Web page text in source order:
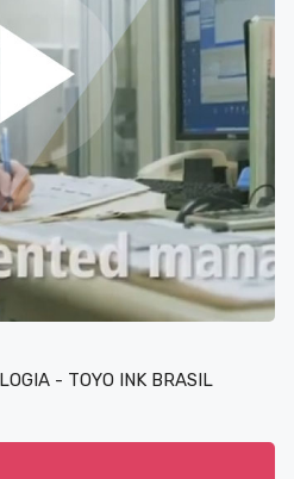
- TOYO INK BRASIL